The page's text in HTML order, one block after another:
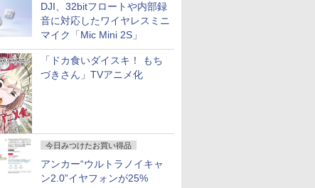
DJI、32bitフロートや内部録
音に対応したワイヤレスミニ
マイク「Mic Mini 2S」
「ドカ食いダイスキ！ もち
づきさん」TVアニメ化
今日みつけたお買い得品
アンカー“ウルトラノイキャ
ン2.0”イヤフォンが25%